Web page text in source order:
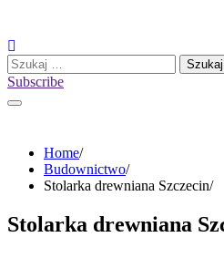
content
Szukaj:
Subscribe
Home
Budownictwo
Stolarka drewniana Szczecin
Stolarka drewniana